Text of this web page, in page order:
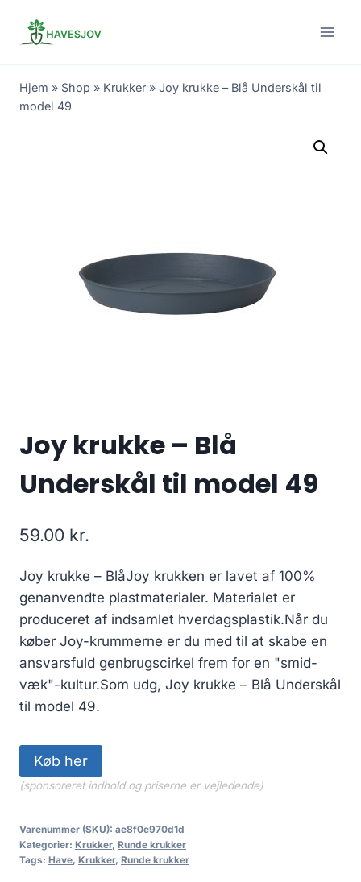
Hjem » Shop » Krukker » Joy krukke – Blå Underskål til
model 49
Joy krukke – Blå
Underskål til model 49
59.00 kr.
Joy krukke – BlåJoy krukken er lavet af 100%
genanvendte plastmaterialer. Materialet er
produceret af indsamlet hverdagsplastik.Når du
køber Joy-krummerne er du med til at skabe en
ansvarsfuld genbrugscirkel frem for en "smid-
væk"-kultur.Som udg, Joy krukke – Blå Underskål
til model 49.
Køb her
(sponsoreret indhold og priserne er vejledende)
Varenummer (SKU): ae8f0e970d1d
Kategorier: Krukker, Runde krukker
Tags: Have, Krukker, Runde krukker